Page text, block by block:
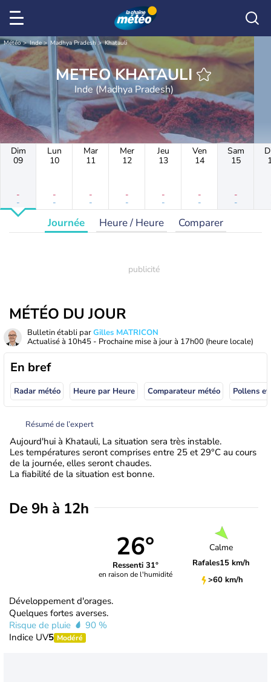
Météo Inde Madhya Pradesh Khatauli
METEO KHATAULI
Inde (Madhya Pradesh)
Dim
09
-
-
Lun
10
-
-
Mar
11
-
-
Mer
12
-
-
Jeu
13
-
-
Ven
14
-
-
Sam
15
-
-
Journée Heure / Heure Comparer
MÉTÉO DU JOUR
Bulletin établi parGilles MATRICON
Actualisé à 10h45 - Prochaine mise à jour à 17h00 (heure locale)
En bref
Radar météo Heure par Heure Comparateur météo Pollens
Résumé de l’expert
Aujourd'hui à Khatauli, La situation sera très instable.
Les températures seront comprises entre 25 et 29°C au cours
de la journée, elles seront chaudes.
La fiabilité de la situation est bonne.
De 9h à 12h
26°
Ressenti 31°
en raison de l'humidité
Calme
Rafales15 km/h
>60 km/h
Développement d'orages.
Quelques fortes averses.
Risque de pluie
90 %
Indice UV5 Modéré